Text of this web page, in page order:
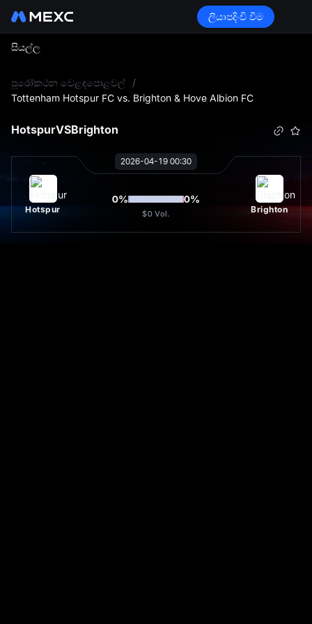
ලියාපදිංචි වීම
සියල්ල
පුරෝකථන වෙළඳපොළවල්
/
Tottenham Hotspur FC vs. Brighton & Hove Albion FC
HotspurVSBrighton
2026-04-19 00:30
Hotspur
0% 0%
$0 Vol. Brighton